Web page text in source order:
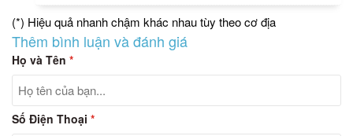
(*) Hiệu quả nhanh chậm khác nhau tùy theo cơ địa
Thêm bình luận và đánh giá
Họ và Tên *
Số Điện Thoại *